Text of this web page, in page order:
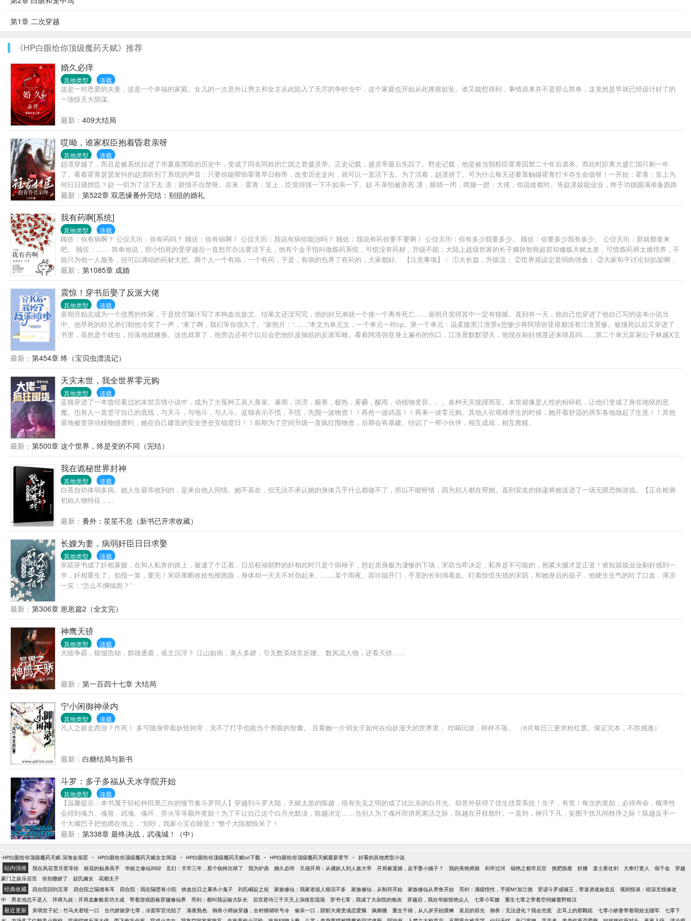
第1章 二次穿越
《HP白眼给你顶级魔药天赋》推荐
婚久必痒
其他类型 连载
这是一对恩爱的夫妻，这是一个幸福的家庭。女儿的一次意外让男主和女主从此陷入了无尽的争吵当中，这个家庭也开始从此摇摇欲坠。谁又能想得到，事情原来并不是那么简单，这竟然是早就已经设计好了的
一场惊天大阴谋。
最新： 409大结局
哎呦，谁家权臣抱着昏君亲呀
其他类型 连载
赵凛穿越了，而且是被系统拉进了华夏最黑暗的历史中，变成了同名同姓的亡国之君盛灵帝。正史记载，盛灵帝最后失踪了。野史记载，他是被当朝权臣霍青囚禁二十年后虐杀。而此时距离大盛亡国只剩一年
了。看着霍青瑟瑟发抖的赵凛听到了系统的声音：只要你能帮助霍青早日称帝，改变历史走向，就可以一直活下去。为了活着，赵凛拼了。可为什么每天还要靠触碰霍青打卡存生命值呀！一开始：霍青：皇上为
何日日骚扰臣？赵·一切为了活下去·凛：朕情不自禁呀。后来：霍青：皇上，臣觉得摸一下不如亲一下。赵·不亲怕被弄死·凛，眼睛一闭，两腿一蹬：大佬，你说啥都对。等赵凛兢兢业业，终于功德圆满准备跑路
时，却被霍青抓了回来。而赵凛此时才明白，看似风光霁月的世家公子原来是个真疯批。救命呀.......
最新： 第522章 双恶缘番外完结：别扭的婚礼
我有药啊[系统]
其他类型 连载
顾佐：你有病啊？ 公仪天珩：你有药吗？ 顾佐：你有病啊！ 公仪天珩：我说有病你能治吗？ 顾佐：我说有药你要不要啊！ 公仪天珩：你有多少我要多少。 顾佐：你要多少我有多少。 公仪天珩：那就都拿来
吧。 顾佐：…… 简单地说，胆小怕死的受穿越后一直想尽办法要活下去，他有个金手指叫做炼药系统，可惜没有药材，升级不能；大陆上超级世家的长子嫡孙智商超群却修炼天赋太差，可惜炼药师太难培养，不
能只为他一人服务，但可以调动的药材大把。两个人一个有病，一个有药，于是，有病的包养了有药的，大家都好。 【注意事项】： ①大长篇，升级流； ②世界观设定是弱肉强食； ③大家和平讨论别掐架啊，
咱们都是讲道理的人么么哒！
最新： 第1085章 成婚
震惊！穿书后娶了反派大佬
其他类型 连载
裴朔月励志成为一个优秀的作家，于是绞尽脑汁写了本狗血虫族文。结果文还没写完，他的好兄弟就一个接一个离奇死亡……裴朔月觉得其中一定有猫腻。直到有一天，他自己也穿进了他自己写的这本小说当
中。他早死的好兄弟们朝他冷笑了一声，“来了啊，我们等你很久了。”裴朔月：“……”本文为单元文，一个单元一对cp。第一个单元：温柔腹黑江淮景x悲惨少将阿塔弥亚谁都没有江淮景惨。被撞死以后又穿进了
书里，虽然是个雄虫，但落地就瘫痪。这也就算了，他旁边还有个以后会把他扒皮抽筋的反派军雌。看着阿塔弥亚身上遍布的伤口，江淮景默默望天，他现在刷好感度还来得及吗……第二个单元富家公子林越X王
最新： 第454章 终（宝贝虫漂流记）
天灾末世，我全世界零元购
其他类型 连载
蓝猫穿进了一本曾经看过的末世言情小说中，成为了大冤种工具人黄泉。暴雨，洪涝，极寒，极热，雾霾，酸雨，动植物变异。。。各种天灾接踵而至。末世就像是人性的粉碎机，让他们变成了身在地狱的恶
魔。也有人一直坚守自己的底线，与天斗，与地斗，与人斗。蓝猫表示不慌，不慌，先囤一波物资！！再抢一波武器！！再来一波零元购。其他人在艰难求生的时候，她开着舒适的房车各地做起了生意！！其他
基地被变异动植物侵袭时，她在自己建造的安全堡垒安稳度日！！前期为了空间升级一直疯狂囤物资，后期会有基建。结识了一帮小伙伴，相互成就，相互救赎。
最新： 第500章 这个世界，终是变的不同（完结）
我在诡秘世界封神
其他类型 连载
白茶自幼体弱多病。她人生最常收到的，是来自他人同情。她不喜欢，但无法不承认她的身体几乎什么都做不了，所以不能矫情，因为别人都在帮她。直到室友的快递将她送进了一场无限恐怖游戏。【正在检测
初始人物特征，...
最新： 番外：笙笙不息（新书已开求收藏）
长嫂为妻，病弱奸臣日日求娶
其他类型 连载
宋窈穿书成了奸相寡嫂，在和人私奔的路上，被逮了个正着。日后权倾朝野的奸相此时只是个病秧子，想起原身极为凄惨的下场，宋窈当即决定，私奔是不可能的，抱紧大腿才是正道！谁知兢兢业业刷好感到一
半，奸相重生了。掐指一算，要完！宋窈果断收拾包袱跑路，身体却一天天不对劲起来。……某个雨夜。容玠踹开门，手里的长剑淌着血。盯着惊慌失措的宋窈，和她身后的孩子，他硬生生气的吐了口血，薄凉
一笑：“怎么不继续跑？”
最新： 第306章 崽崽篇2（全文完）
神鹰天骄
其他类型 连载
大陆争霸，狼烟浩劫，群雄逐鹿，谁主沉浮？ 江山如画，美人多娇，引无数英雄竞折腰。 数风流人物，还看天骄……
最新： 第一百四十七章 大结局
宁小闲御神录内
其他类型 连载
凡人之躯走西游？作死！ 多亏随身带着妖怪帅哥，充不了打手也能当个养眼的智囊。 且看她一介弱女子如何在仙妖漫天的世界里， 吃喝玩游，样样不落。 （6月每日三更求粉红票。保证完本，不胜感激）
最新： 白糖结局与新书
斗罗：多子多福从天水学院开始
其他类型 连载
【温馨提示：本书属于轻松种田黑三向的慢节奏斗罗同人】穿越到斗罗大陆，天赋太差的陈越，很有先见之明的成了比比东的白月光。却意外获得了优生优育系统！生子，有奖！每次的奖励，必得寿命，概率性
会得到魂力、魂骨、武魂、魂环、异火等等额外奖励！为了不让自己这个白月光黯淡，陈越决定……当别人为了魂环而拼死累活之际，陈越在开枝散叶。一直到，神只下凡，妄图干扰凡间秩序之际！陈越反手一
个大嘴巴子把他摁在地上，“别吵，我家小宝在睡觉！”整个大陆都惊呆了！
最新： 第338章 最终决战，武魂城！（中）
HP白眼给你顶级魔药天赋 深海金渐层 - HP白眼给你顶级魔药天赋全文阅读 - HP白眼给你顶级魔药天赋txt下载 - HP白眼给你顶级魔药天赋最新章节 - 好看的其他类型小说
站内强推 我在风花雪月里等你 校花的贴身高手 华娱之修仙2002 玄幻：天牢三年，那个纨绔出狱了 我为炉鼎 婚久必痒 天崩开局：从捕妖人到人族大帝 开局被退婚，反手娶小姨子？ 我的美艳师娘 剑卒过河 福艳之都市后宫 挑肥拣瘦 折腰 道士夜仗剑 大奉打更人 假千金
穿越
豪门之娱乐后宫
你别撒娇了 赵氏嫡女 花都太子
经典收藏 四合院回到五零 四合院之隔墙有耳 四合院：我在隔壁有小院 铁血抗日之屠杀小鬼子 刘氏崛起之祖 家族修仙：我家老祖人狠话不多 家族修仙，从制符开始 家族修仙从养鱼开始 亮剑：满级悟性，手搓M1加兰德 穿进斗罗成辅王，带迷弟迷妹造反
规则怪谈：错误支线修改
中
男友他总不是人 拜师九叔：开局龙象般若功大成 带着游戏面板穿越修仙界 亮剑：都叫我运输大队长 后宫君侍三千天天上演雄竞现场 穿书七零，我成了大杂院的炮灰 穿越后，我在华娱惊艳众人 七零小军嫂 重生七零之带着空间嫁最野糙汉
最近更新 呆萌世子妃：竹马夫君咬一口 古代娇娘穿七零，冷面军官沦陷了 港夜熟色 御兽小师妹穿越，全村猪猪听号令 偷亲一口，阴郁大佬变成恋爱脑 疯柳腰 重生千禧，从八岁开始摆摊 皇后的容光 御兽：无法进化？我会兜底 左耳上的那颗痣 七零小娇妻带着萌娃去随军
七零下